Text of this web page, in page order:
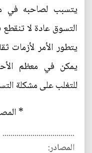
يتسبب لصاحبه في
التسوق عادة لا
يتطور الأمر لأزمات
يمكن في معظم
للتغلب على مشكلة
*
....................................
المصادر: